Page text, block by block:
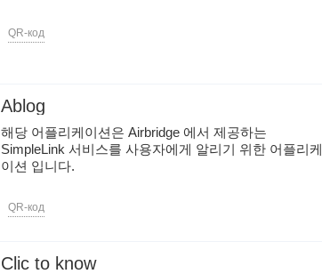
QR-код
Ablog
해당 어플리케이션은 Airbridge 에서 제공하는
SimpleLink 서비스를 사용자에게 알리기 위한 어플리케
이션 입니다.
QR-код
Clic to know